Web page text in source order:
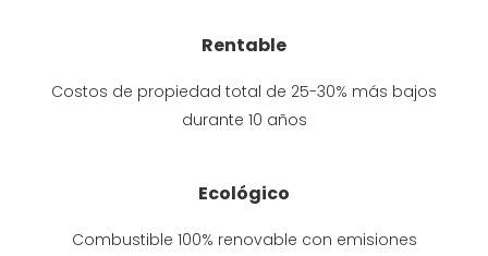
Rentable
Costos de propiedad total de 25-30% más bajos
durante 10 años
Ecológico
Combustible 100% renovable con emisiones